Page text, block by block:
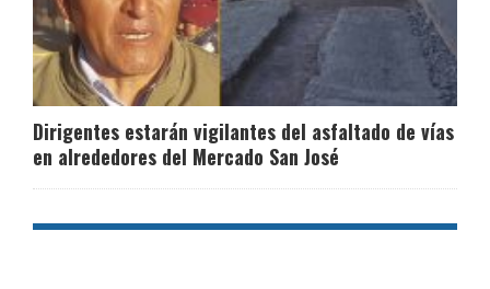
Dirigentes estarán vigilantes del asfaltado de vías
en alrededores del Mercado San José